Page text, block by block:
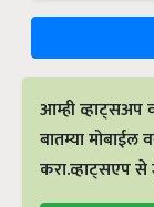
आम्ही व्हाट्सअप
बातम्या
करा.व्हाट्सएप